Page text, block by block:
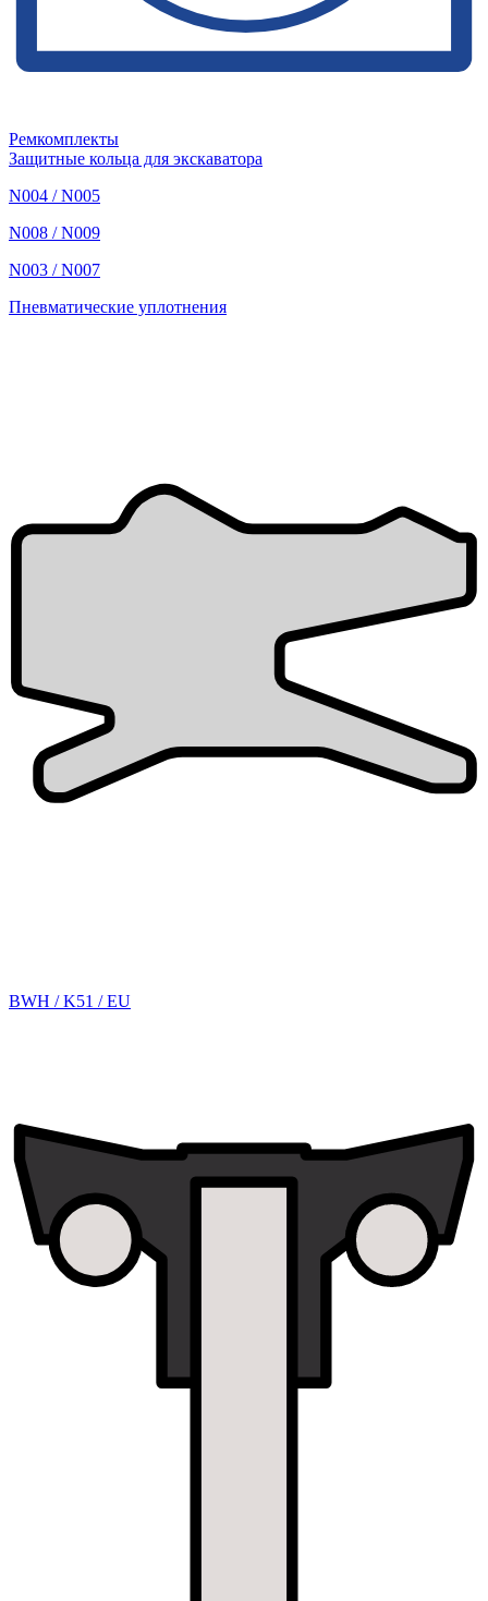
Ремкомплекты
Защитные кольца для экскаватора
N004 / N005
N008 / N009
N003 / N007
Пневматические уплотнения
BWH / K51 / EU